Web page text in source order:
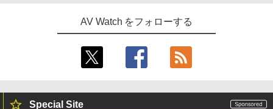
AV Watch をフォローする
Special Site